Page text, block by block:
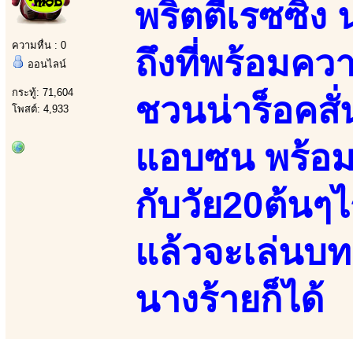
ความหื่น : 0
ออนไลน์
กระทู้: 71,604
โพสต์: 4,933
พริตตี้เรซซิ่ง
ถึงที่พร้อมคว
ชวนน่าร็อคสั่
แอบซน พร้อ
กับวัย20ต้นๆ
แล้วจะเล่นบ
นางร้ายก็ได้